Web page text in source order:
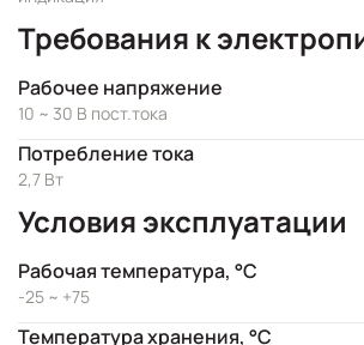
Требования к
Рабочее напряжение
10 ~ 30 В пост.тока
Потребление тока
2,7 Вт
Условия эксплуатации
Рабочая температура, °C
-25 ~ +75
Температура хранения, °C